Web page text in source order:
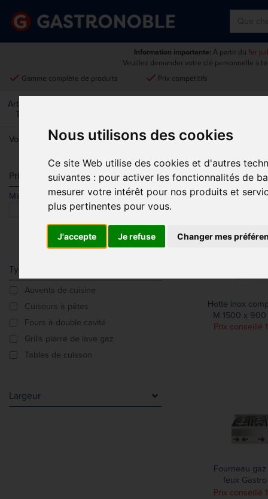
Nous utilisons des cookies
Ce site Web utilise des cookies et d'autres
suivantes : pour activer les fonctionnalités de
mesurer votre intérêt pour nos produits et
plus pertinentes pour vous.
J'accepte Je refuse Changer mes
Information importante: À partir du 1er
Veuillez demander votre clé personnelle à
done Gamme complète de produits done Prix compétitifs
Art De La
Table
Vous êtes ici:Accueil > Matériel électrique et de cuisson >Cuisson
Prix
Min. Max.
Type De Produit
Auvents de cuisine
Cuiseurs à pâtes
Fours à double cavité
Grills pierre de lave gaz
Tables de cuisson
Largeur
GASTRO M
Hotte inox
M 1500 x
Prix conseillé
Fourneau
feux
60/
Prix conseillé